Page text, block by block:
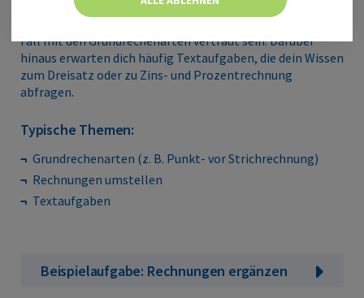
überprüft. In den meisten Berufen wird ein Grundwissen in
Fall mit den Grundrechenarten vertraut sein. Darüber
hinaus erwarten dich häufig Textaufgaben, die dein Wissen
zum Dreisatz oder zu Zins- und Prozentrechnung
abfragen.
Typische Themen:
Grundrechenarten (z. B. Punkt- vor Strichrechnung)
Rechnungen umstellen
Textaufgaben
Beispielaufgabe: Rechnungen ergänzen